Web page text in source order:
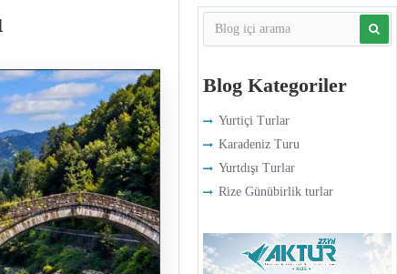
Blog Kategoriler
Yurtiçi Turlar
Karadeniz Turu
Yurtdışı Turlar
Rize Günübirlik turlar